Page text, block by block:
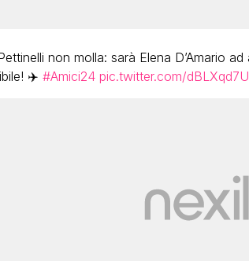
non molla: sarà Elena D’Amario
✈️ #Amici24 pic.twitter.com/